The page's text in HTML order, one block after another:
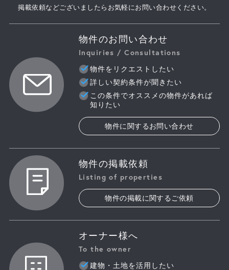
掲載依頼などございましたらお気軽にお問い合わせください。
物件のお問い合わせ
Inquiries / Consultations
物件をリクエストしたい
詳しい契約条件が聞きたい
この条件でオススメの物件があれば
知りたい
物件に関するお問い合わせ
物件の掲載依頼
Listing of properties
物件の掲載に関するご依頼
オーナー様へ
To the owner
建物・土地を活用したい